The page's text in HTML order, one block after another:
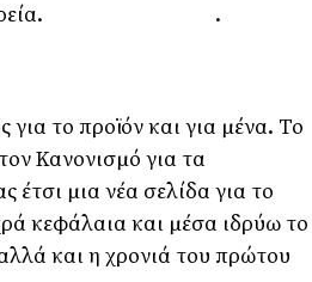
µου πορεία. .
το προϊόν και για µένα. Το
Κανονισµό για τα
µια νέα σελίδα για το
κεφάλαια και µέσα ιδρύω το
και η χρονιά του πρώτου